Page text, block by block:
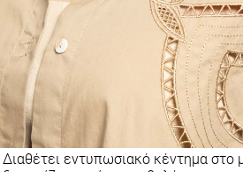
Διαθέτει εντυπωσιακό κέντημα στο
ξεχωρίζει χωρίς υπερβολές.